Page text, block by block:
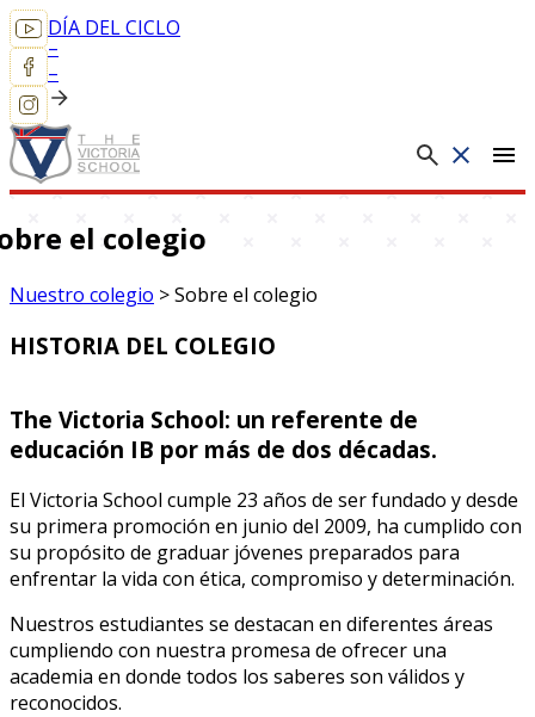
DÍA DEL CICLO
–
–
menu
el colegio
Nuestro colegio >Sobre el colegio
HISTORIA DEL COLEGIO
The Victoria School: un referente de
educación IB por más de dos décadas.
El Victoria School cumple 23 años de ser fundado y desde
su primera promoción en junio del 2009, ha cumplido con
su propósito de graduar jóvenes preparados para
enfrentar la vida con ética, compromiso y determinación.
Nuestros estudiantes se destacan en diferentes áreas
cumpliendo con nuestra promesa de ofrecer una
academia en donde todos los saberes son válidos y
reconocidos.